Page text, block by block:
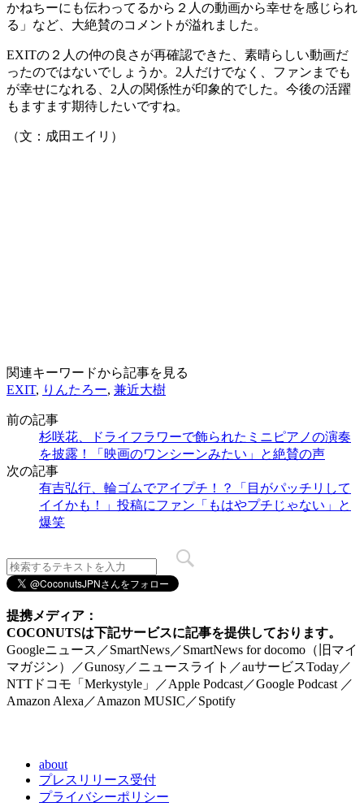
かねちーにも伝わってるから２人の動画から幸せを感じられ
る」など、大絶賛のコメントが溢れました。
EXITの２人の仲の良さが再確認できた、素晴らしい動画だ
ったのではないでしょうか。2人だけでなく、ファンまでも
が幸せになれる、2人の関係性が印象的でした。今後の活躍
もますます期待したいですね。
（文：成田エイリ）
関連キーワードから記事を見る
EXIT, りんたろー, 兼近大樹
前の記事
杉咲花、ドライフラワーで飾られたミニピアノの演奏
を披露！「映画のワンシーンみたい」と絶賛の声
次の記事
有吉弘行、輪ゴムでアイプチ！？「目がパッチリして
イイかも！」投稿にファン「もはやプチじゃない」と
爆笑
提携メディア：
COCONUTSは下記サービスに記事を提供しております。
Googleニュース／SmartNews／SmartNews for docomo（旧マイ
マガジン）／Gunosy／ニュースライト／auサービスToday／
NTTドコモ「Merkystyle」／Apple Podcast／Google Podcast ／
Amazon Alexa／Amazon MUSIC／Spotify
about
プレスリリース受付
プライバシーポリシー